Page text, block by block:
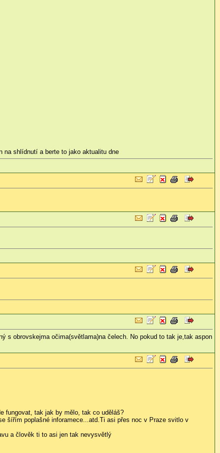
na shlídnutí a berte to jako aktualitu dne
s obrovskejma očima(světlama)na čelech. No pokud to tak je,tak aspon
fungovat, tak jak by mělo, tak co uděláš?
šířím poplašné inforamece...atd. Ti asi přes noc v Praze svitlo v
a člověk ti to asi jen tak nevysvětlý